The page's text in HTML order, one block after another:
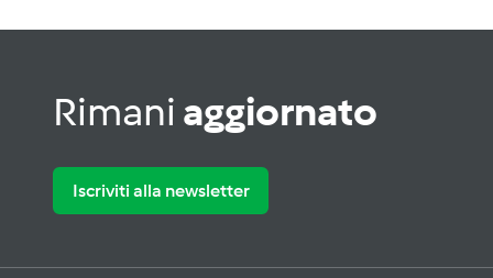
Rimani aggiornato
Iscriviti alla newsletter